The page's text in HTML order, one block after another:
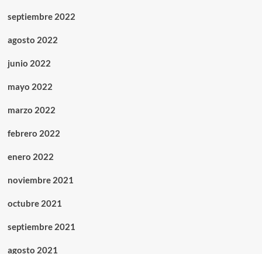
septiembre 2022
agosto 2022
junio 2022
mayo 2022
marzo 2022
febrero 2022
enero 2022
noviembre 2021
octubre 2021
septiembre 2021
agosto 2021